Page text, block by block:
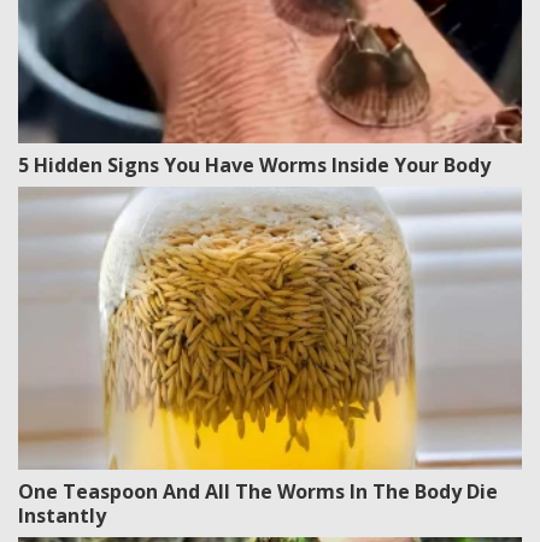
5 Hidden Signs You Have Worms Inside Your Body
One Teaspoon And All The Worms In The Body Die
Instantly